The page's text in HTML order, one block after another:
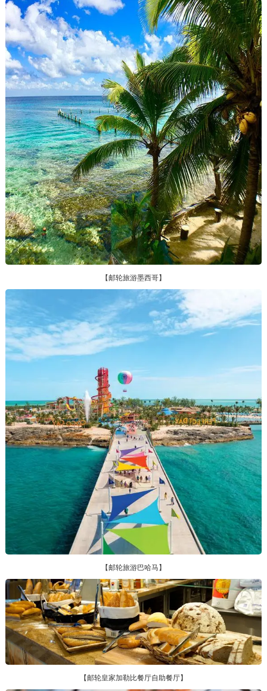
【邮轮旅游墨西哥】
【邮轮旅游巴哈马】
【邮轮皇家加勒比餐厅自助餐厅】